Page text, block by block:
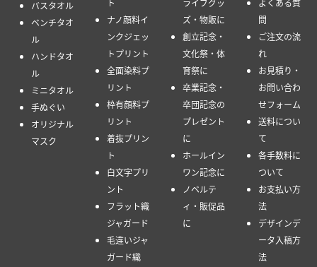
バスタオル
ベンチタオ
ル
ハンドタオ
ル
ミニタオル
手ぬぐい
オリジナル
マスク
ト
ナノ顔料イ
ンクジェッ
トプリント
全面染料プ
リント
枠有顔料プ
リント
着抜プリン
ト
白文字プリ
ント
フラット織
ジャガード
毛違いジャ
ガード織
ライブグッ
ズ・物販に
創立記念・
文化祭・体
育祭に
卒業記念・
卒団記念の
プレゼント
に
ホールイン
ワン記念に
ノベルテ
ィ・販促品
に
よくある質
問
ご注文の流
れ
お見積り・
お問い合わ
せフォーム
送料につい
て
各手数料に
ついて
お支払い方
法
デザインデ
ータ入稿方
法